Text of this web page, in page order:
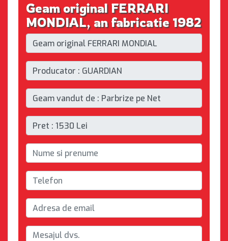
Geam original FERRARI
MONDIAL, an fabricatie 1982